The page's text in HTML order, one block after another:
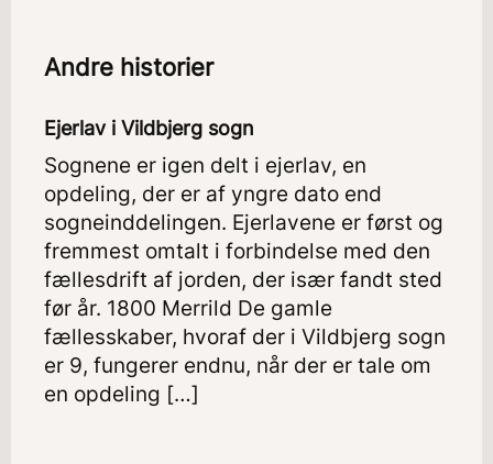
Andre historier
Ejerlav i Vildbjerg sogn
Sognene er igen delt i ejerlav, en
opdeling, der er af yngre dato end
sogneinddelingen. Ejerlavene er først og
fremmest omtalt i forbindelse med den
fællesdrift af jorden, der især fandt sted
før år. 1800 Merrild De gamle
fællesskaber, hvoraf der i Vildbjerg sogn
er 9, fungerer endnu, når der er tale om
en opdeling […]